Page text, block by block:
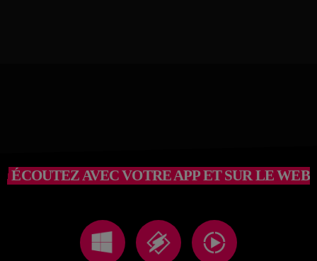
ÉCOUTEZ AVEC VOTRE APP ET SUR LE WEB